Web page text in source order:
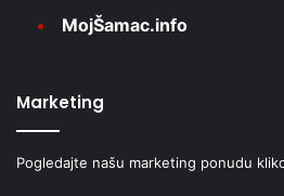
MojŠamac.info
Marketing
Pogledajte našu marketing ponudu